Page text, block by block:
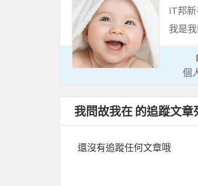
iT邦
我是
個
我問故我在 的追蹤文章
還沒有追蹤任何文章哦